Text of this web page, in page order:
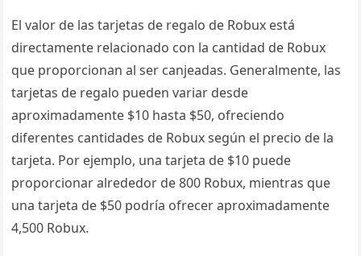
El valor de las tarjetas de regalo de Robux está
directamente relacionado con la cantidad de Robux
que proporcionan al ser canjeadas. Generalmente, las
tarjetas de regalo pueden variar desde
aproximadamente $10 hasta $50, ofreciendo
diferentes cantidades de Robux según el precio de la
tarjeta. Por ejemplo, una tarjeta de $10 puede
proporcionar alrededor de 800 Robux, mientras que
una tarjeta de $50 podría ofrecer aproximadamente
4,500 Robux.